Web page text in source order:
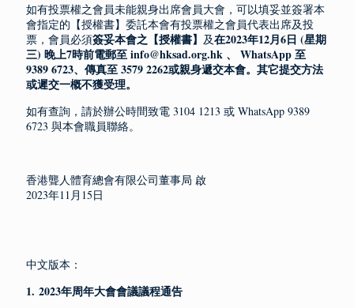
如有投票權之會員未能親身出席會員大會，可以填妥並簽署本
會指定的【授權書】委託本會有投票權之會員代表出席及投
票，會員必須簽妥本會之【授權書】 及在2023年12月6日 (星期
三) 晚上7時前電郵至 info@hksad.org.hk 、 WhatsApp 至
9389 6723、傳真至 3579 2262或親身遞交本會。其它提交方法
或遲交一概不獲受理。
如有查詢，請於辦公時間致電 3104 1213 或 WhatsApp 9389
6723 與本會職員聯絡。
香港聾人體育總會有限公司董事局 啟
2023年11月15日
中文版本：
1. 2023年周年大會會議議程通告